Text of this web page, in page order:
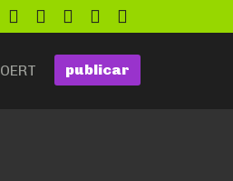
twitterfacebook
flickr google
publicar
OERT